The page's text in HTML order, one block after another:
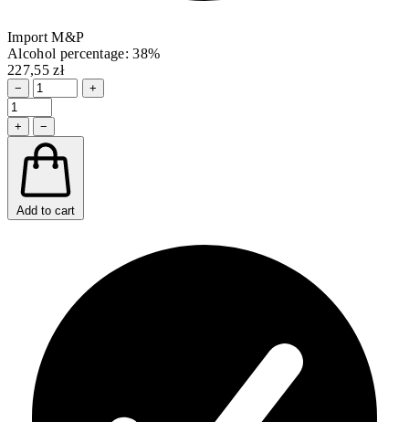
Import M&P
Alcohol percentage: 38%
227,55 zł
− +
+ −
Add to cart